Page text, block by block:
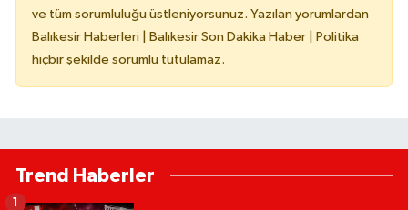
ve tüm sorumluluğu üstleniyorsunuz. Yazılan yorumlardan
Balıkesir Haberleri | Balıkesir Son Dakika Haber | Politika
hiçbir şekilde sorumlu tutulamaz.
Trend Haberler
1